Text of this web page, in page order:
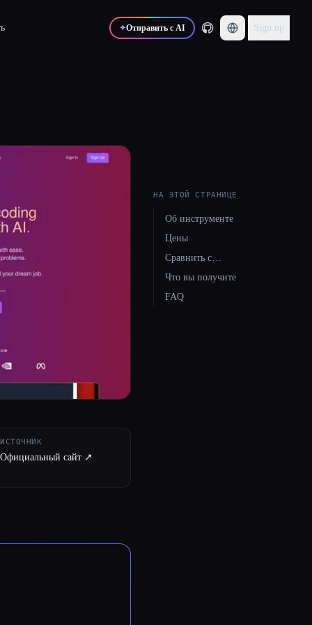
✦Отправить с AI Sign up
ИСТОЧНИК
Официальный сайт ↗︎
НА ЭТОЙ СТРАНИЦЕ
Об инструменте
Цены
Сравнить с…
Что вы получите
FAQ